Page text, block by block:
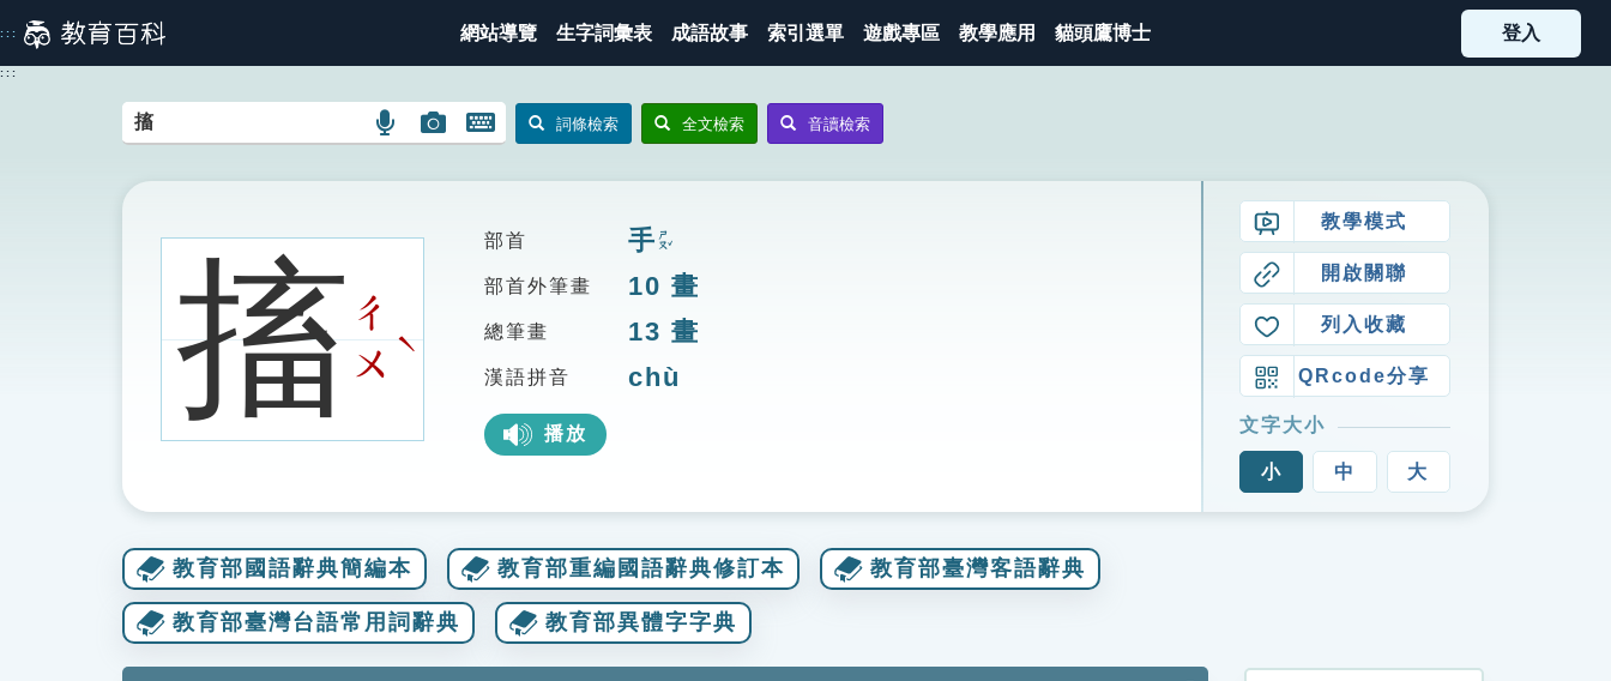
到
主
::: 網站導覽 生字詞彙表 成語故事 索引選單 遊戲專區 教學應用 貓頭鷹博士 登入
:::
語
搜
圖
圖
搜
開
鍵
圖
詞條檢索 全文檢索 音讀檢索
搐ㄔ
ㄨ
ˋ
部首 手ㄕㄡˇ
部首外筆畫 10 畫
總筆畫 13 畫
漢語拼音 chù
播放
教學模式
開啟關聯
列入收藏
QRcode分享
文字大小
小 中 大
教育部國語辭典簡編本 教育部重編國語辭典修訂本 教育部臺灣客語辭典
教育部臺灣台語常用詞辭典 教育部異體字字典